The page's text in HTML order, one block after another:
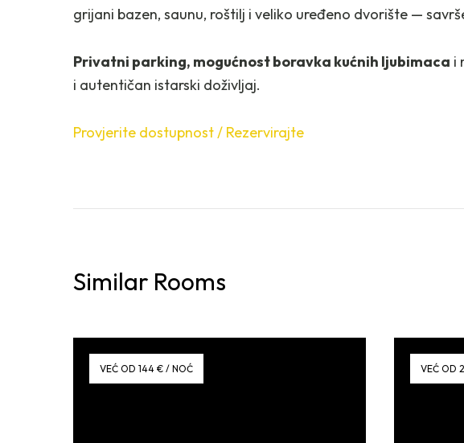
grijani bazen, saunu, roštilj i veliko uređeno dvorište —
Privatni parking, mogućnost boravka kućnih ljubimaca i
i autentičan istarski doživljaj.
Provjerite dostupnost / Rezervirajte
Similar Rooms
VEĆ OD 144 € / NOĆ VEĆ OD